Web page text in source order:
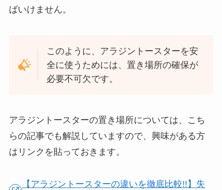
ばいけません。
このように、アラジントースターを安
全に使うためには、置き場所の確保が
必要不可欠です。
アラジントースターの置き場所については、こち
らの記事でも解説していますので、興味がある方
はリンクを貼っておきます。
【アラジントースターの違いを徹底比較!!】失